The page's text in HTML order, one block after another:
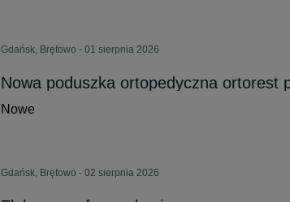
Gdańsk, Brętowo - 01 sierpnia 2026
Nowa poduszka ortopedyczna ortorest
Nowe
Gdańsk, Brętowo - 02 sierpnia 2026